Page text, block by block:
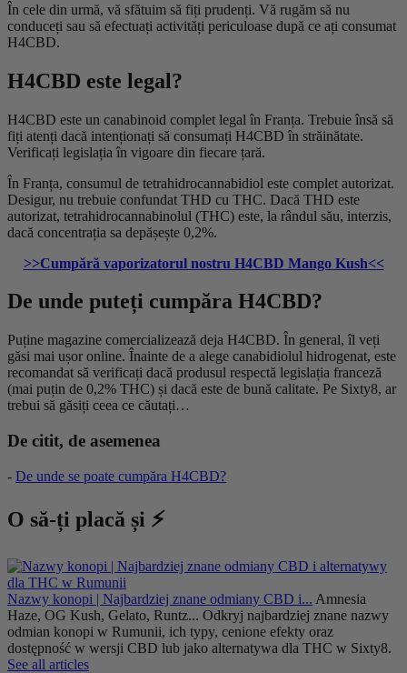
În cele din urmă, vă sfătuim să fiți prudenți. Vă rugăm să nu
conduceți sau să efectuați activități periculoase după ce ați consumat
H4CBD.
H4CBD este legal?
H4CBD este un canabinoid complet legal în Franța. Trebuie însă să
fiți atenți dacă intenționați să consumați H4CBD în străinătate.
Verificați legislația în vigoare din fiecare țară.
În Franța, consumul de tetrahidrocannabidiol este complet autorizat.
Desigur, nu trebuie confundat THD cu THC. Dacă THD este
autorizat, tetrahidrocannabinolul (THC) este, la rândul său, interzis,
dacă concentrația sa depășește 0,2%.
>>Cumpără vaporizatorul nostru H4CBD Mango Kush<<
De unde puteți cumpăra H4CBD?
Puține magazine comercializează deja H4CBD. În general, îl veți
găsi mai ușor online. Înainte de a alege canabidiolul hidrogenat, este
recomandat să verificați dacă produsul respectă legislația franceză
(mai puțin de 0,2% THC) și dacă este de bună calitate. Pe Sixty8, ar
trebui să găsiți ceea ce căutați…
De citit, de asemenea
- De unde se poate cumpăra H4CBD?
O să-ți placă și ⚡
Nazwy konopi | Najbardziej znane odmiany CBD i... Amnesia
Haze, OG Kush, Gelato, Runtz... Odkryj najbardziej znane nazwy
odmian konopi w Rumunii, ich typy, cenione efekty oraz
dostępność w wersji CBD lub jako alternatywa dla THC w Sixty8.
See all articles